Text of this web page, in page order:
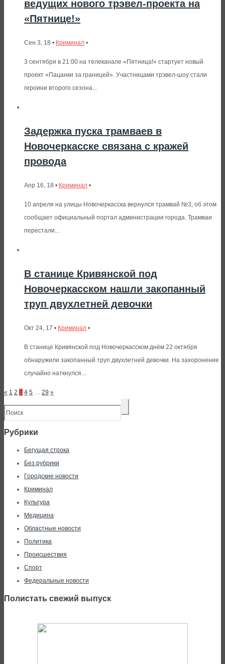
ведущих нового трэвел-проекта на
«Пятнице!»
Сен 3, 18 • Криминал •
3 сентября в 21:00 на телеканале «Пятница!» стартует новый
проект «Пацанки за границей». Участницами трэвел-шоу стали
героини второго сезона...
Задержка пуска трамваев в
Новочеркасске связана с кражей
провода
Апр 16, 18 • Криминал •
10 апреля на улицы Новочеркасска вернулся трамвай №3, об этом
сообщает официальный портал администрации города. Трамваи
перестали...
В станице Кривянской под
Новочеркасском нашли закопанный
труп двухлетней девочки
Окт 24, 17 • Криминал •
В станице Кривянской под Новочеркасском днём 22 октября
обнаружили закопанный труп двухлетней девочки. На захоронение
случайно наткнулся...
« 1 2 3 4 5 29 »
Рубрики
Бегущая строка
Без рубрики
Городские новости
Криминал
Культура
Медицина
Областные новости
Политика
Происшествия
Спорт
Федеральные новости
Полистать свежий выпуск